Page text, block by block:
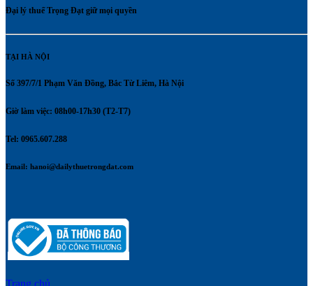
Đại lý thuế Trọng Đạt giữ mọi quyền
TẠI HÀ NỘI
Số 397/7/1 Phạm Văn Đồng, Bắc Từ Liêm, Hà Nội
Giờ làm việc: 08h00-17h30 (T2-T7)
Tel: 0965.607.288
Email: hanoi@dailythuetrongdat.com
Trang chủ